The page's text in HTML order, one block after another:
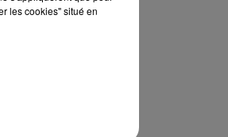
les cookies" situé en